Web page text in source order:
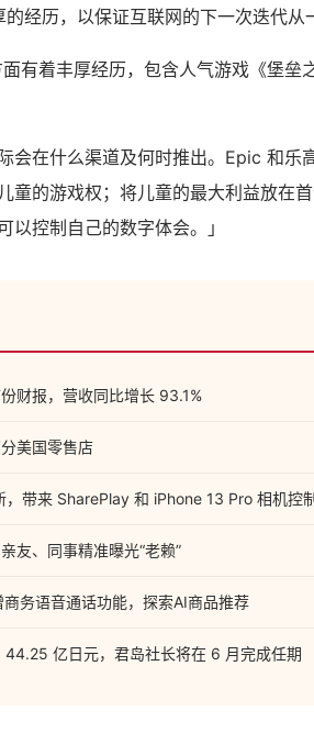
经历，以保证互联网的下一次迭代从
有着丰厚经历，包含人气游戏《堡
会在什么渠道及何时推出。Epic 和乐
童的游戏权；将儿童的最大利益放在
以控制自己的数字体会。」
财报，营收同比增长 93.1%
美国零售店
，带来 SharePlay 和 iPhone 13 Pro 相机控
友、同事精准曝光“老赖”
务语音通话功能，探索AI商品推荐
44.25 亿日元，君岛社长将在 6 月完成任期